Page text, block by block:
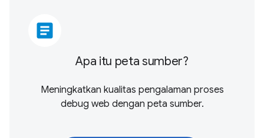
article
Apa itu peta sumber?
Meningkatkan kualitas pengalaman proses
debug web dengan peta sumber.